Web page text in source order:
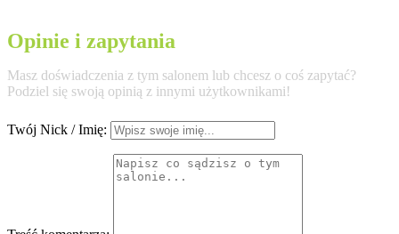
Opinie i zapytania
Masz doświadczenia z tym salonem lub chcesz o coś zapytać?
Podziel się swoją opinią z innymi użytkownikami!
Twój Nick / Imię: